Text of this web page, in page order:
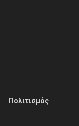
Πολιτισμός